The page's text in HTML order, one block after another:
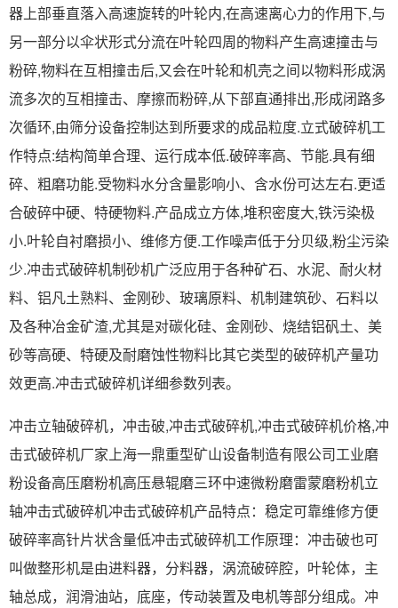
器上部垂直落入高速旋转的叶轮内,在高速离心力的作用下,与
另一部分以伞状形式分流在叶轮四周的物料产生高速撞击与
粉碎,物料在互相撞击后,又会在叶轮和机壳之间以物料形成涡
流多次的互相撞击、摩擦而粉碎,从下部直通排出,形成闭路多
次循环,由筛分设备控制达到所要求的成品粒度.立式破碎机工
作特点:结构简单合理、运行成本低.破碎率高、节能.具有细
碎、粗磨功能.受物料水分含量影响小、含水份可达左右.更适
合破碎中硬、特硬物料.产品成立方体,堆积密度大,铁污染极
小.叶轮自衬磨损小、维修方便.工作噪声低于分贝级,粉尘污染
少.冲击式破碎机制砂机广泛应用于各种矿石、水泥、耐火材
料、铝凡土熟料、金刚砂、玻璃原料、机制建筑砂、石料以
及各种冶金矿渣,尤其是对碳化硅、金刚砂、烧结铝矾土、美
砂等高硬、特硬及耐磨蚀性物料比其它类型的破碎机产量功
效更高.冲击式破碎机详细参数列表。
冲击立轴破碎机，冲击破,冲击式破碎机,冲击式破碎机价格,冲
击式破碎机厂家上海一鼎重型矿山设备制造有限公司工业磨
粉设备高压磨粉机高压悬辊磨三环中速微粉磨雷蒙磨粉机立
轴冲击式破碎机冲击式破碎机产品特点：稳定可靠维修方便
破碎率高针片状含量低冲击式破碎机工作原理：冲击破也可
叫做整形机是由进料器，分料器，涡流破碎腔，叶轮体，主
轴总成，润滑油站，底座，传动装置及电机等部分组成。冲